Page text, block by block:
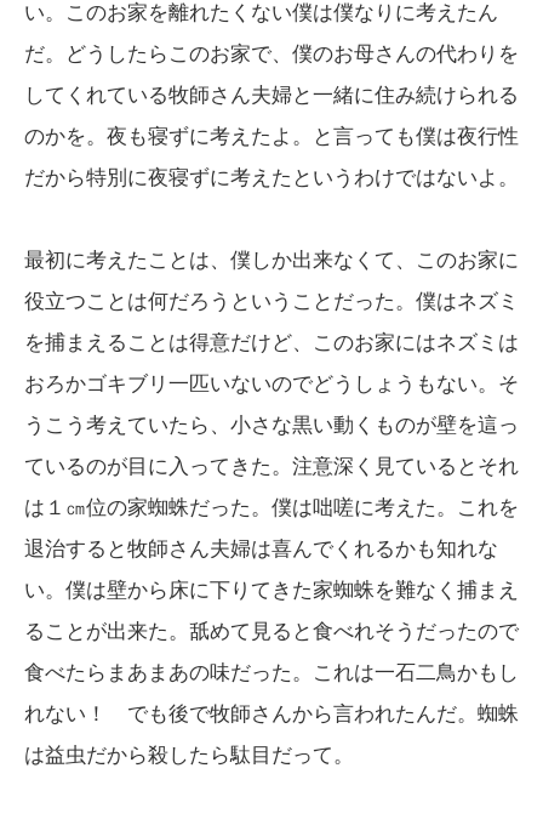
い。このお家を離れたくない僕は僕なりに考えたん
だ。どうしたらこのお家で、僕のお母さんの代わりを
してくれている牧師さん夫婦と一緒に住み続けられる
のかを。夜も寝ずに考えたよ。と言っても僕は夜行性
だから特別に夜寝ずに考えたというわけではないよ。
最初に考えたことは、僕しか出来なくて、このお家に
役立つことは何だろうということだった。僕はネズミ
を捕まえることは得意だけど、このお家にはネズミは
おろかゴキブリ一匹いないのでどうしょうもない。そ
うこう考えていたら、小さな黒い動くものが壁を這っ
ているのが目に入ってきた。注意深く見ているとそれ
は１㎝位の家蜘蛛だった。僕は咄嗟に考えた。これを
退治すると牧師さん夫婦は喜んでくれるかも知れな
い。僕は壁から床に下りてきた家蜘蛛を難なく捕まえ
ることが出来た。舐めて見ると食べれそうだったので
食べたらまあまあの味だった。これは一石二鳥かもし
れない！ でも後で牧師さんから言われたんだ。蜘蛛
は益虫だから殺したら駄目だって。